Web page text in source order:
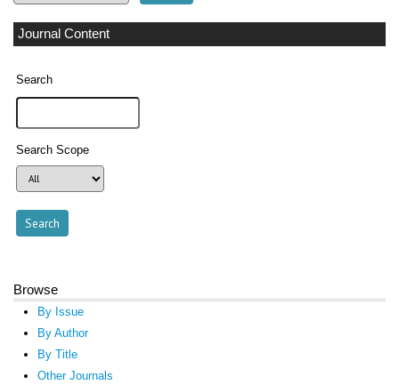
Journal Content
Search
Search Scope
Browse
By Issue
By Author
By Title
Other Journals